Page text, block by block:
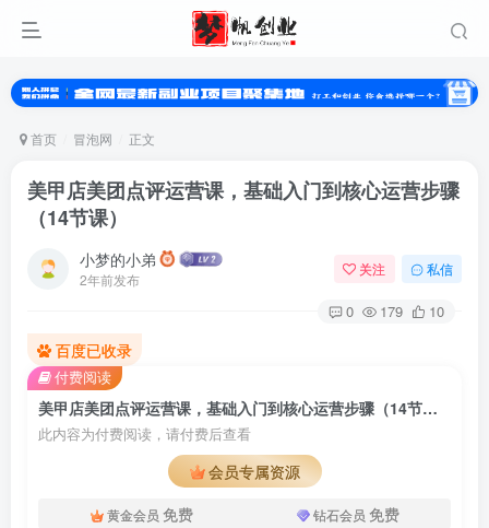
首页 冒泡网 正文
美甲店美团点评运营课，基础入门到核心运营步骤
（14节课）
小梦的小弟
2年前发布
关注 私信
0 179 10
百度已收录
美甲店美团点评运营课，基础入门到核心运营步骤（14节课）
此内容为付费阅读，请付费后查看
会员专属资源
黄金会员 免费 钻石会员 免费
付费阅读登录
没有账号？立即注册
用户名或邮箱
登录密码